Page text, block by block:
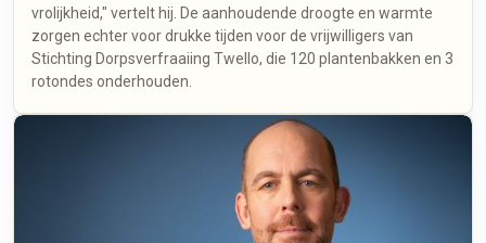
vrolijkheid," vertelt hij. De aanhoudende droogte en warmte
zorgen echter voor drukke tijden voor de vrijwilligers van
Stichting Dorpsverfraaiing Twello, die 120 plantenbakken en 3
rotondes onderhouden.